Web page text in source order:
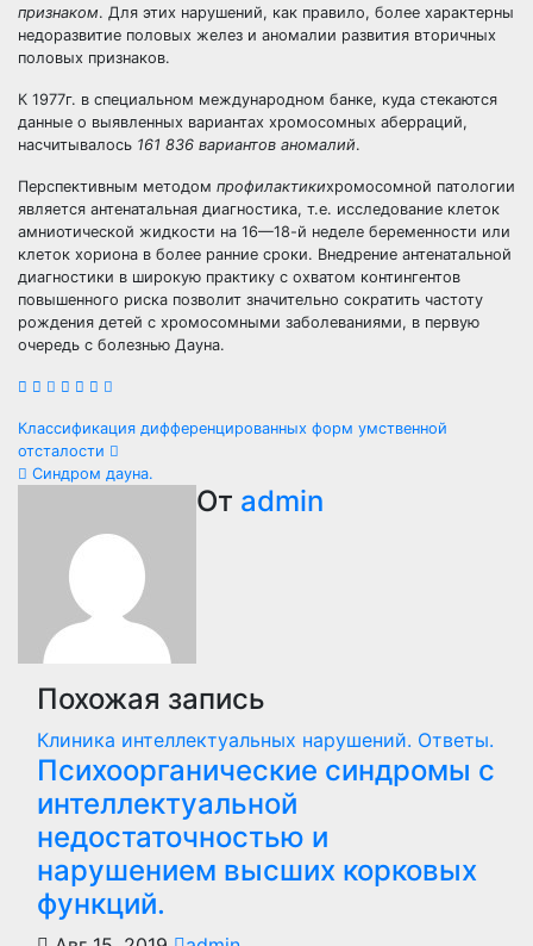
признаком. Для этих нарушений, как правило, более характерны
недоразвитие половых желез и аномалии развития вторичных
половых признаков.
К 1977г. в специальном международном банке, куда стекаются
данные о выявленных вариантах хромосомных аберраций,
насчитывалось 161 836 вариантов аномалий.
Перспективным методом профилактикихромосомной патологии
является антенатальная диагностика, т.е. исследование клеток
амниотической жидкости на 16—18-й неделе беременности или
клеток хориона в более ранние сроки. Внедрение антенатальной
диагностики в широкую практику с охватом контингентов
повышенного риска позволит значительно сократить частоту
рождения детей с хромосомными заболеваниями, в первую
очередь с болезнью Дауна.
Навигация
по
записям
Классификация дифференцированных форм умственной
отсталости
Синдром дауна.
От admin
Похожая запись
Клиника интеллектуальных нарушений. Ответы.
Психоорганические синдромы с
интеллектуальной
недостаточностью и
нарушением высших корковых
функций.